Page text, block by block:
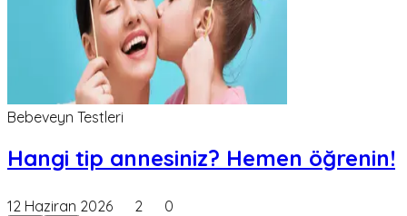
Bebeveyn Testleri
Hangi tip annesiniz? Hemen öğrenin!
12 Haziran 2026 2 0